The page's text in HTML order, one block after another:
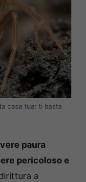
casa tua: ti basta
paura
pericoloso e
a